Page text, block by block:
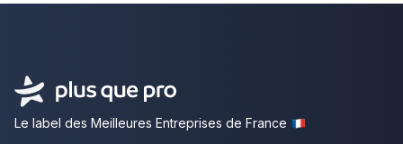
Le label des Meilleures Entreprises de France